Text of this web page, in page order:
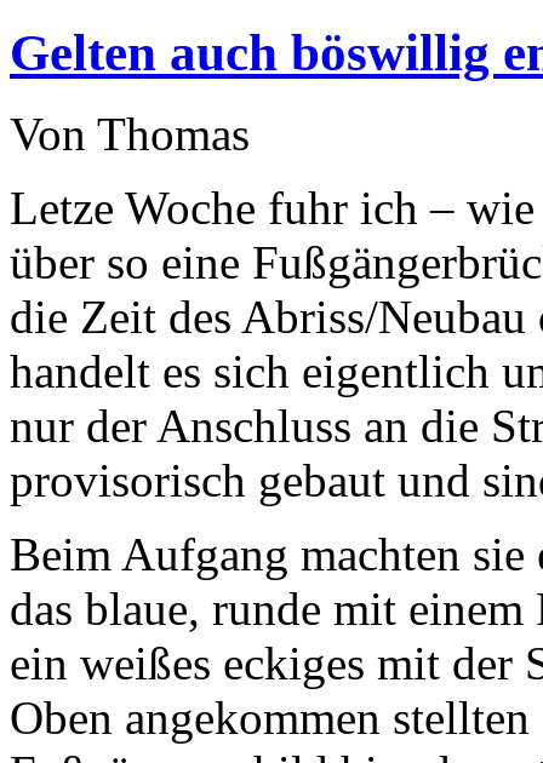
Gelten auch böswillig
Von Thomas
Letze Woche fuhr ich –
über so eine
die Zeit des Abriss/
handelt es sich eigentlich
nur der Anschluss an die
provisorisch gebaut und
Beim Aufgang machten
das blaue, runde mit
ein weißes eckiges mit der
Oben angekommen